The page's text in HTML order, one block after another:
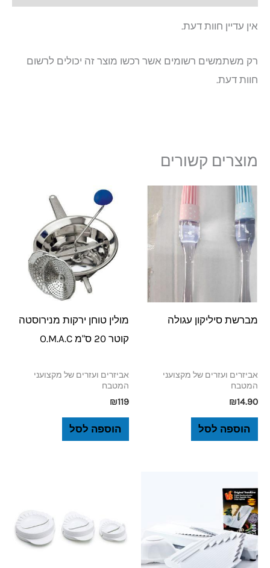
אין עדיין חוות דעת.
רק משתמשים רשומים אשר רכשו מוצר זה יכולים לרשום
חוות דעת.
מוצרים קשורים
מברשת סיליקון עגולה
אביזרים ועזרים של מקצועני
המטבח
₪14.90
הוספה לסל
מולין טוחן ירקות מנירוסטה
קוטר 20 ס"מ O.M.A.C
אביזרים ועזרים של מקצועני
המטבח
₪119
הוספה לסל